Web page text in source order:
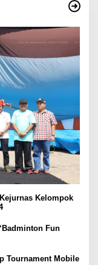
Kelompok
Fun
Tournament Mobile